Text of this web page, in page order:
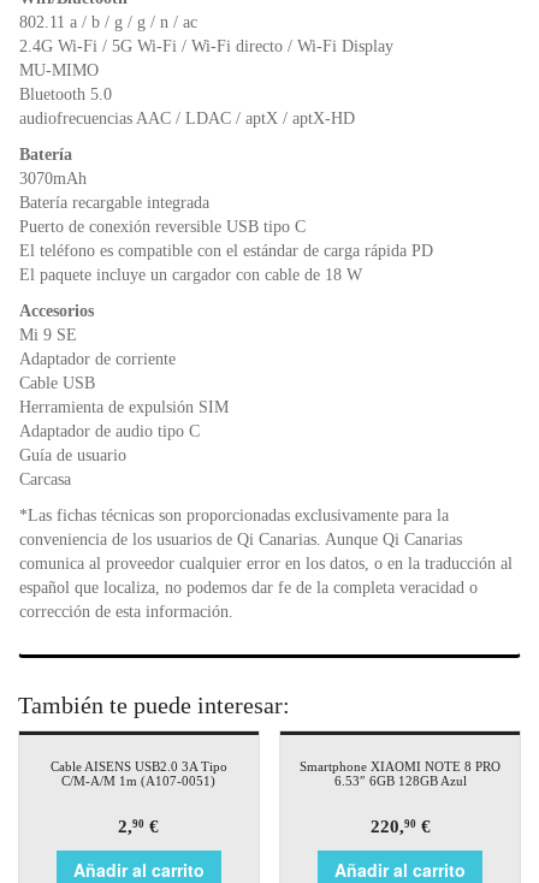
802.11 a / b / g / g / n / ac
2.4G Wi-Fi / 5G Wi-Fi / Wi-Fi directo / Wi-Fi Display
MU-MIMO
Bluetooth 5.0
audiofrecuencias AAC / LDAC / aptX / aptX-HD
Batería
3070mAh
Batería recargable integrada
Puerto de conexión reversible USB tipo C
El teléfono es compatible con el estándar de carga rápida PD
El paquete incluye un cargador con cable de 18 W
Accesorios
Mi 9 SE
Adaptador de corriente
Cable USB
Herramienta de expulsión SIM
Adaptador de audio tipo C
Guía de usuario
Carcasa
*Las fichas técnicas son proporcionadas exclusivamente para la
conveniencia de los usuarios de Qi Canarias. Aunque Qi Canarias
comunica al proveedor cualquier error en los datos, o en la traducción al
español que localiza, no podemos dar fe de la completa veracidad o
corrección de esta información.
También te puede interesar:
Cable AISENS USB2.0 3A Tipo
C/M-A/M 1m (A107-0051)
2,90 €
Añadir al carrito
Smartphone XIAOMI NOTE 8 PRO
6.53″ 6GB 128GB Azul
220,90€
Añadir al carrito